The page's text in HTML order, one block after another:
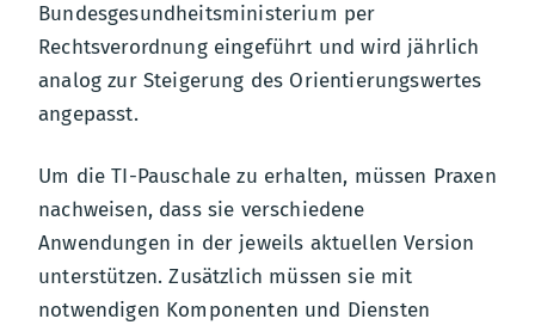
Bundesgesundheitsministerium per
Rechtsverordnung eingeführt und wird jährlich
analog zur Steigerung des Orientierungswertes
angepasst.
Um die TI-Pauschale zu erhalten, müssen Praxen
nachweisen, dass sie verschiedene
Anwendungen in der jeweils aktuellen Version
unterstützen. Zusätzlich müssen sie mit
notwendigen Komponenten und Diensten